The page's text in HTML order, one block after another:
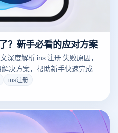
？新手必看的应对方案
深度解析 ins 注册 失败原因，
决方案，帮助新手快速完成稳
ins注册